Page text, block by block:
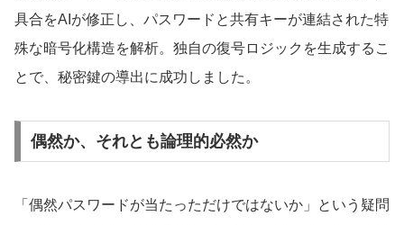
具合をAIが修正し、パスワードと共有キーが連結された特
殊な暗号化構造を解析。独自の復号ロジックを生成するこ
とで、秘密鍵の導出に成功しました。
偶然か、それとも論理的必然か
「偶然パスワードが当たっただけではないか」という疑問